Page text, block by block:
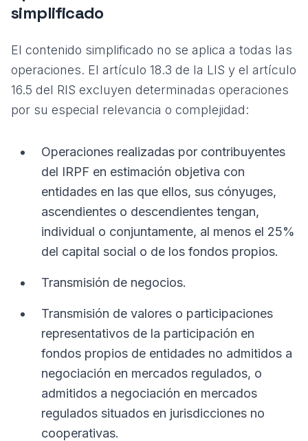
simplificado
El contenido simplificado no se aplica a todas las
operaciones. El artículo 18.3 de la LIS y el artículo
16.5 del RIS excluyen determinadas operaciones
por su especial relevancia o complejidad:
Operaciones realizadas por contribuyentes
del IRPF en estimación objetiva con
entidades en las que ellos, sus cónyuges,
ascendientes o descendientes tengan,
individual o conjuntamente, al menos el 25%
del capital social o de los fondos propios.
Transmisión de negocios.
Transmisión de valores o participaciones
representativos de la participación en
fondos propios de entidades no admitidos a
negociación en mercados regulados, o
admitidos a negociación en mercados
regulados situados en jurisdicciones no
cooperativas.